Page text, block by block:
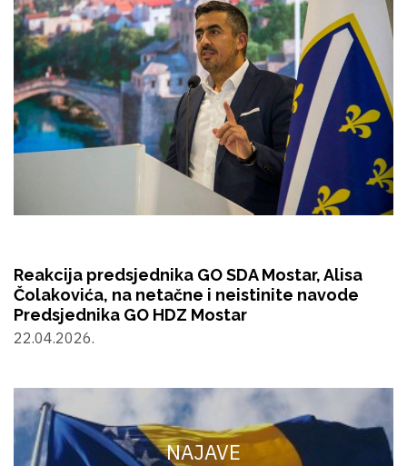
Reakcija predsjednika GO SDA Mostar, Alisa
Čolakovića, na netačne i neistinite navode
Predsjednika GO HDZ Mostar
22.04.2026.
NAJAVE